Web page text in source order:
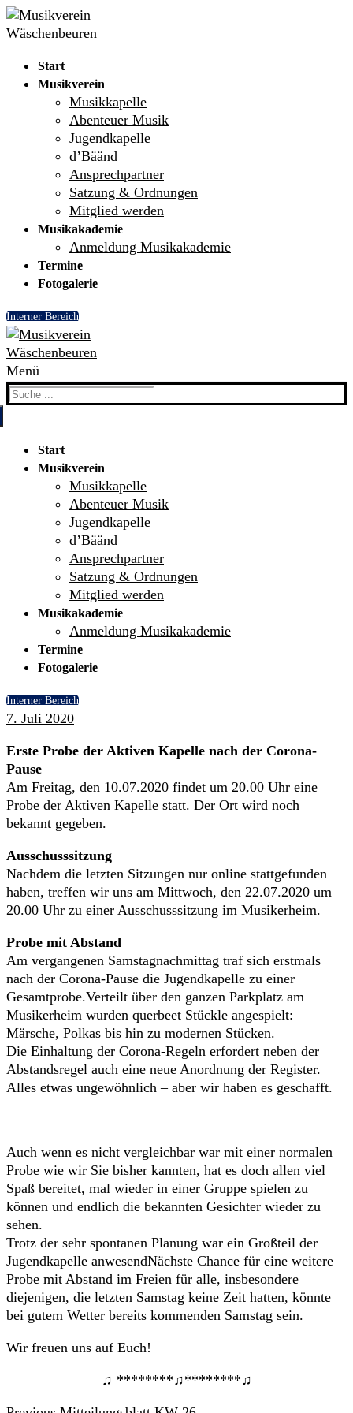
Skip
to
Menu
Close
Start
Musikverein
Musikkapelle
Abenteuer Musik
Jugendkapelle
d’Bäänd
Ansprechpartner
Satzung & Ordnungen
Mitglied werden
Musikakademie
Anmeldung Musikakademie
Termine
Fotogalerie
Interner Bereich
Menü
Search
Start
Musikverein
Musikkapelle
Abenteuer Musik
Jugendkapelle
d’Bäänd
Ansprechpartner
Satzung & Ordnungen
Mitglied werden
Musikakademie
Anmeldung Musikakademie
Termine
Fotogalerie
Interner Bereich
7. Juli 2020
Erste Probe der Aktiven Kapelle nach der Corona-
Pause
Am Freitag, den 10.07.2020 findet um 20.00 Uhr eine
Probe der Aktiven Kapelle statt. Der Ort wird noch
bekannt gegeben.
Ausschusssitzung
Nachdem die letzten Sitzungen nur online stattgefunden
haben, treffen wir uns am Mittwoch, den 22.07.2020 um
20.00 Uhr zu einer Ausschusssitzung im Musikerheim.
Probe mit Abstand
Am vergangenen Samstagnachmittag traf sich erstmals
nach der Corona-Pause die Jugendkapelle zu einer
Gesamtprobe.Verteilt über den ganzen Parkplatz am
Musikerheim wurden querbeet Stückle angespielt:
Märsche, Polkas bis hin zu modernen Stücken.
Die Einhaltung der Corona-Regeln erfordert neben der
Abstandsregel auch eine neue Anordnung der Register.
Alles etwas ungewöhnlich – aber wir haben es geschafft.
Auch wenn es nicht vergleichbar war mit einer normalen
Probe wie wir Sie bisher kannten, hat es doch allen viel
Spaß bereitet, mal wieder in einer Gruppe spielen zu
können und endlich die bekannten Gesichter wieder zu
sehen.
Trotz der sehr spontanen Planung war ein Großteil der
Jugendkapelle anwesendNächste Chance für eine weitere
Probe mit Abstand im Freien für alle, insbesondere
diejenigen, die letzten Samstag keine Zeit hatten, könnte
bei gutem Wetter bereits kommenden Samstag sein.
Wir freuen uns auf Euch!
♫ ********♫********♫